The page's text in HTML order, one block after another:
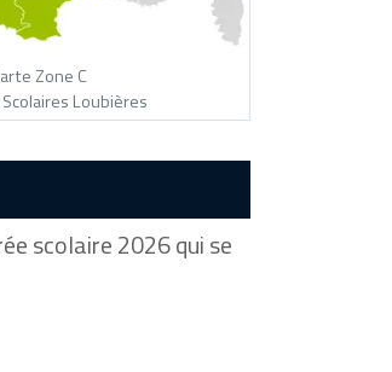
Zone C
Loubières
scolaire 2026 qui se